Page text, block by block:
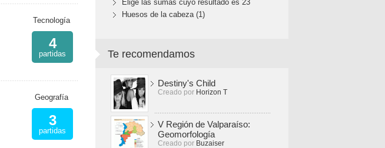
Tecnología
4
partidas
Geografía
3
partidas
Elige las sumas cuyo resultado es 23
Huesos de la cabeza (1)
Te recomendamos
Destiny's Child
Creado por Horizon T
V Región de Valparaíso:
Geomorfología
Creado por Buzaiser